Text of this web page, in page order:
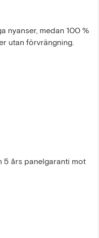
nyanser, medan 100 %
utan förvrängning.
5 års panelgaranti mot